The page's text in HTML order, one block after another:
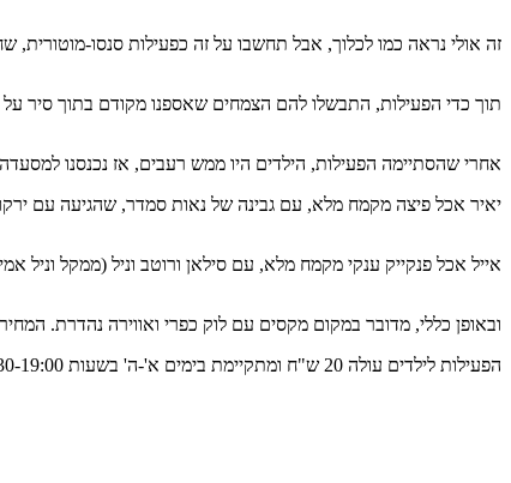
זה אולי נראה כמו לכלוך, אבל תחשבו על זה כפעילות סנסו-מוטורית,
תוך כדי הפעילות, התבשלו להם הצמחים שאספנו מקודם בתוך סיר על
אחרי שהסתיימה הפעילות, הילדים היו ממש רעבים, אז נכנסנו
יאיר אכל פיצה מקמח מלא, עם גבינה של נאות סמדר, שהגיעה עם
אייל אכל פנקייק ענקי מקמח מלא, עם סילאן ורוטב וניל (ממקל וניל
ובאופן כללי, מדובר במקום מקסים עם לוק כפרי ואווירה נהדרת.
הפעילות לילדים עולה 20 ש"ח ומתקיימת בימים א'-ה' בשעות 17:30-19:00 וביום שישי בשעות 9:00-10:30, במהלך כל החופש הגדול.